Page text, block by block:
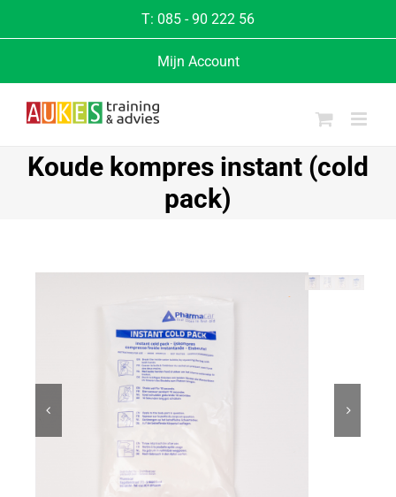
T: 085 - 90 222 56
Mijn Account
Koude kompres instant (cold
pack)
 